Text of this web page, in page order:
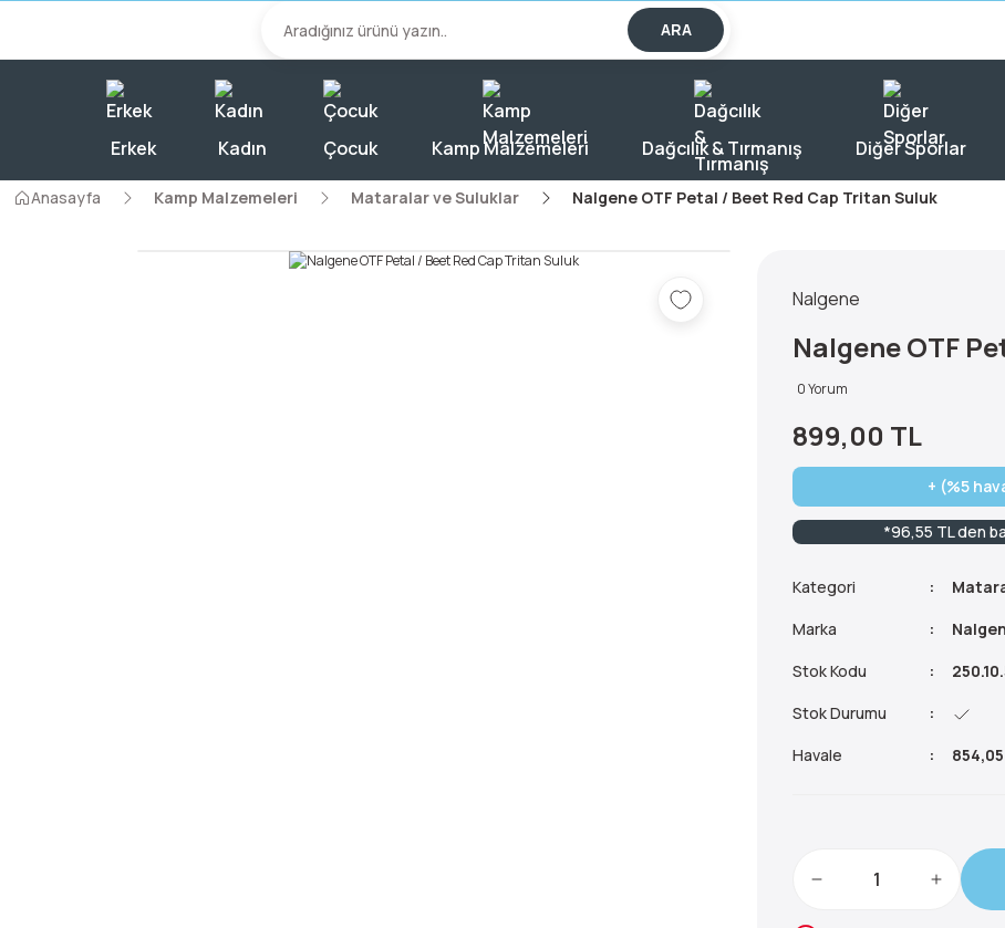
2000 TL Üzeri Alışverişlerde KARGO BEDAVA!
ARA
Erkek Kadın Çocuk Kamp Malzemeleri Dağcılık & Tırmanış Diğer Sporlar
Anasayfa Kamp Malzemeleri Mataralar ve Suluklar Nalgene OTF Petal / Beet Red Cap Tritan Suluk
Nalgene
Nalgene OTF
0 Yorum
899,00 TL
+ (%5
*96,55 TL den
Kategori
Marka
Stok Kodu
Stok Durumu
Havale